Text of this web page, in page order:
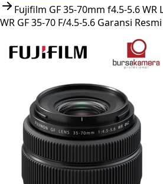
Fujifilm GF 35-70mm f4.5-5.6 WR
WR GF 35-70 F/4.5-5.6 Garansi Resmi